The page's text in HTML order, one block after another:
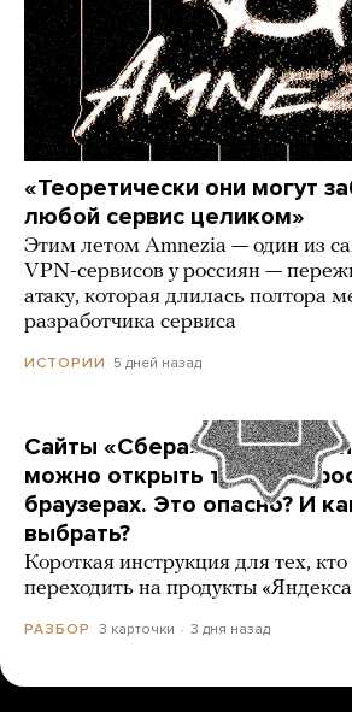
«Теоретически они могут
любой сервис целиком»
Этим летом Amnezia — один из
VPN-сервисов у россиян —
атаку, которая длилась полтора
разработчика сервиса
ИСТОРИИ 5 дней назад
Сайты «Сбера» и других
можно открыть только в
браузерах. Это опасно? И
выбрать?
Короткая инструкция для тех, кто
переходить на продукты
РАЗБОР 3 карточки 3 дня назад